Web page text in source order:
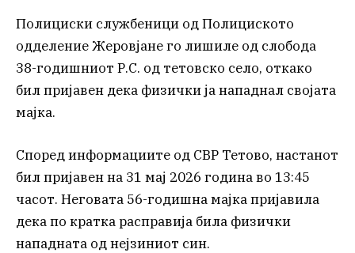
Полициски службеници од Полициското
одделение Жеровјане го лишиле од слобода
38-годишниот Р.С. од тетовско село, откако
бил пријавен дека физички ја нападнал својата
мајка.
Според информациите од СВР Тетово, настанот
бил пријавен на 31 мај 2026 година во 13:45
часот. Неговата 56-годишна мајка пријавила
дека по кратка расправија била физички
нападната од нејзиниот син.